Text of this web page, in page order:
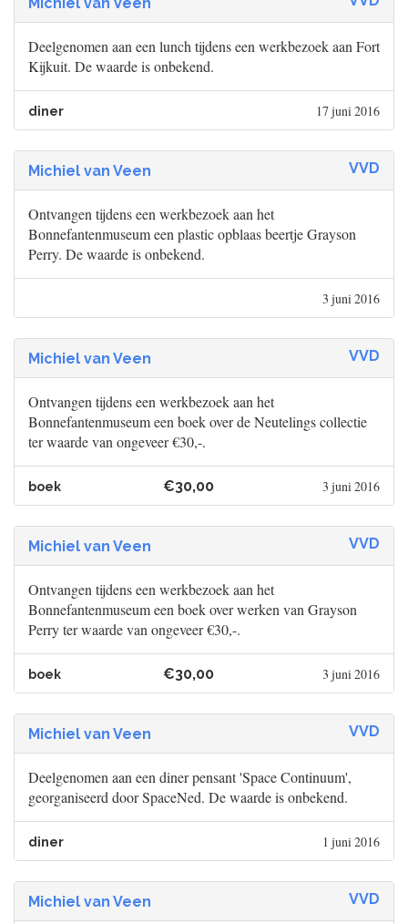
Michiel van Veen
Deelgenomen aan een lunch tijdens een werkbezoek aan Fort
Kijkuit. De waarde is onbekend.
diner 17 juni 2016
Michiel van Veen VVD
Ontvangen tijdens een werkbezoek aan het
Bonnefantenmuseum een plastic opblaas beertje Grayson
Perry. De waarde is onbekend.
3 juni 2016
Michiel van Veen VVD
Ontvangen tijdens een werkbezoek aan het
Bonnefantenmuseum een boek over de Neutelings collectie
ter waarde van ongeveer €30,-.
boek €30,00 3 juni 2016
Michiel van Veen VVD
Ontvangen tijdens een werkbezoek aan het
Bonnefantenmuseum een boek over werken van Grayson
Perry ter waarde van ongeveer €30,-.
boek €30,00 3 juni 2016
Michiel van Veen VVD
Deelgenomen aan een diner pensant 'Space Continuum',
georganiseerd door SpaceNed. De waarde is onbekend.
diner 1 juni 2016
Michiel van Veen VVD